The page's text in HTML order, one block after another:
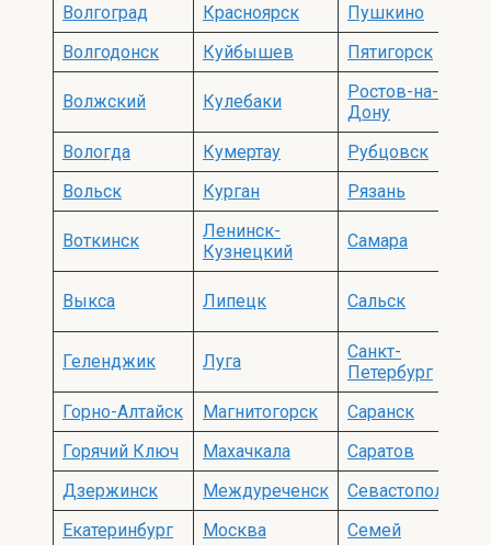
Волгоград
Красноярск
Пушкино
Волгодонск
Куйбышев Пятигорск
Волжский Кулебаки
Ростов-на-
Дону
Вологда
Кумертау
Рубцовск
Вольск
Курган Рязань
Воткинск
Ленинск-
Кузнецкий
Самара
Выкса Липецк Сальск
Геленджик Луга
Санкт-
Петербург
Горно-Алтайск
Магнитогорск
Саранск
Горячий Ключ
Махачкала
Саратов
Дзержинск
Междуреченск
Севастополь
Екатеринбург
Москва Семей